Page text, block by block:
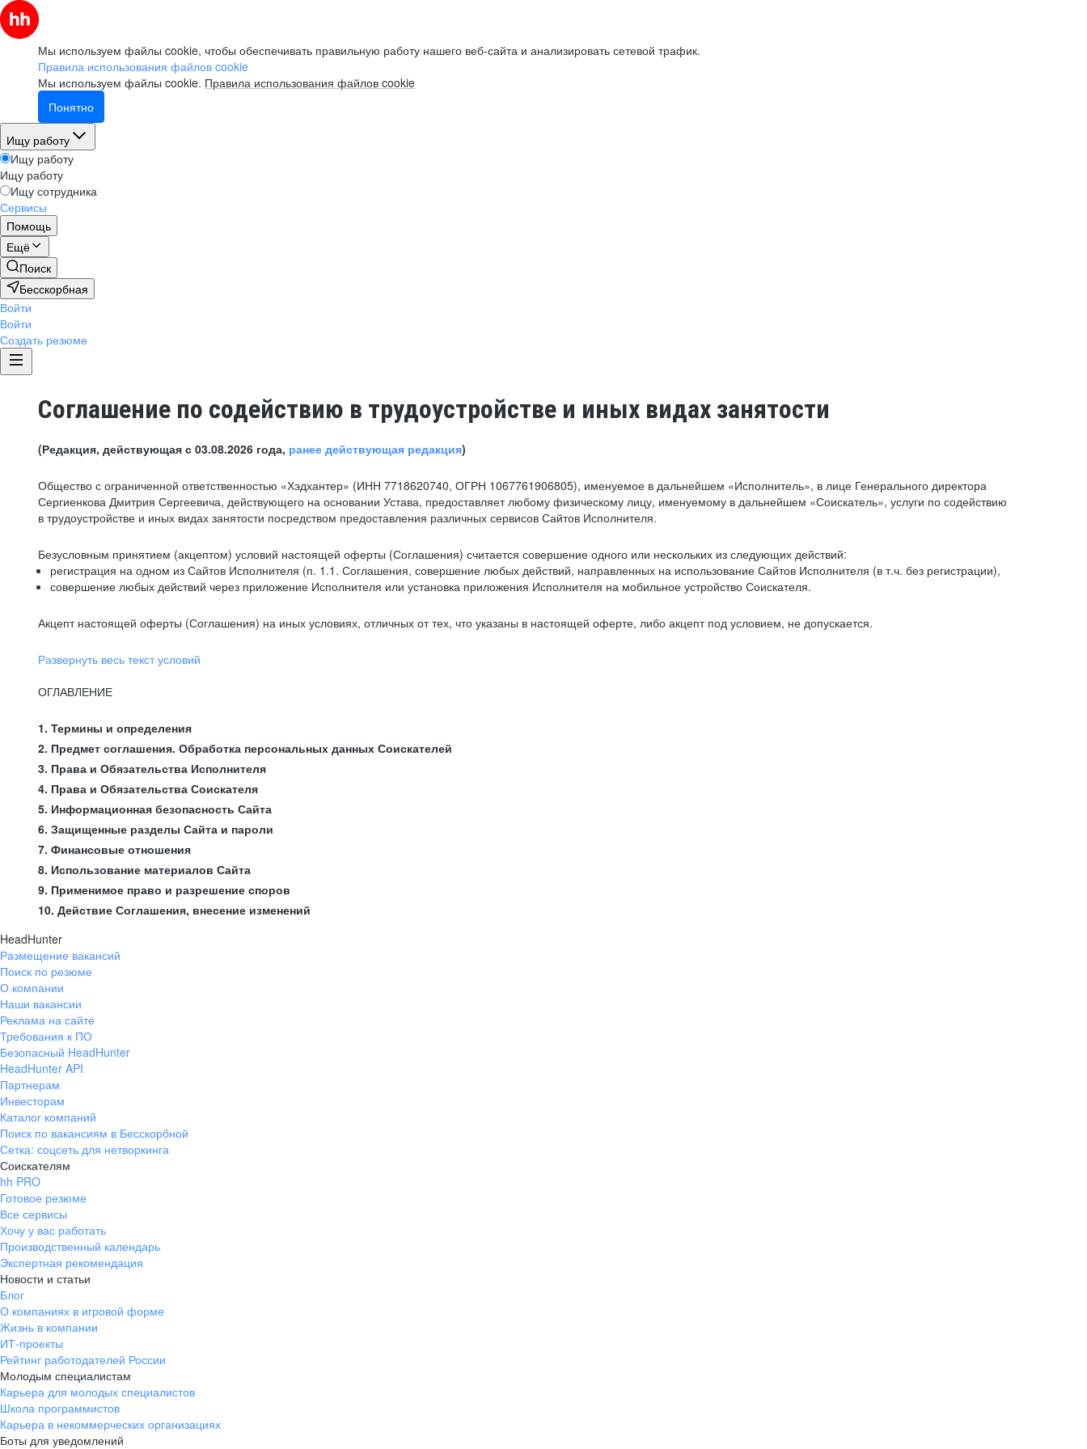
Мы используем файлы cookie, чтобы обеспечивать правильную работу нашего веб-сайта и анализировать сетевой трафик.
Правила использования файлов cookie
Мы используем файлы cookie. Правила использования файлов cookie
Понятно
Ищу работу
Ищу работу
Ищу работу
Ищу сотрудника
Сервисы
Помощь
Ещё
Поиск
Бесскорбная
Войти
Войти
Создать резюме
Соглашение по содействию в трудоустройстве и иных видах занятости
(Редакция, действующая с 03.08.2026 года, ранее действующая редакция)
Общество с ограниченной ответственностью «Хэдхантер» (ИНН 7718620740, ОГРН 1067761906805), именуемое в дальнейшем «Исполнитель», в лице Генерального директора
Сергиенкова Дмитрия Сергеевича, действующего на основании Устава, предоставляет любому физическому лицу, именуемому в дальнейшем «Соискатель», услуги по содействию
в трудоустройстве и иных видах занятости посредством предоставления различных сервисов Сайтов Исполнителя.
Безусловным принятием (акцептом) условий настоящей оферты (Соглашения) считается совершение одного или нескольких из следующих действий:
регистрация на одном из Сайтов Исполнителя (п. 1.1. Соглашения, совершение любых действий, направленных на использование Сайтов Исполнителя (в т.ч. без регистрации),
совершение любых действий через приложение Исполнителя или установка приложения Исполнителя на мобильное устройство Соискателя.
Акцепт настоящей оферты (Соглашения) на иных условиях, отличных от тех, что указаны в настоящей оферте, либо акцепт под условием, не допускается.
Развернуть весь текст условий
ОГЛАВЛЕНИЕ
1. Термины и определения
2. Предмет соглашения. Обработка персональных данных Соискателей
3. Права и Обязательства Исполнителя
4. Права и Обязательства Соискателя
5. Информационная безопасность Сайта
6. Защищенные разделы Сайта и пароли
7. Финансовые отношения
8. Использование материалов Сайта
9. Применимое право и разрешение споров
10. Действие Соглашения, внесение изменений
HeadHunter
Размещение вакансий
Поиск по резюме
О компании
Наши вакансии
Реклама на сайте
Требования к ПО
Безопасный HeadHunter
HeadHunter API
Партнерам
Инвесторам
Каталог компаний
Поиск по вакансиям в Бесскорбной
Сетка: соцсеть для нетворкинга
Соискателям
hh PRO
Готовое резюме
Все сервисы
Хочу у вас работать
Производственный календарь
Экспертная рекомендация
Новости и статьи
Блог
О компаниях в игровой форме
Жизнь в компании
ИТ-проекты
Рейтинг работодателей России
Молодым специалистам
Карьера для молодых специалистов
Школа программистов
Карьера в некоммерческих организациях
Боты для уведомлений